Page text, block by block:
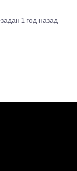
задан 1 год назад